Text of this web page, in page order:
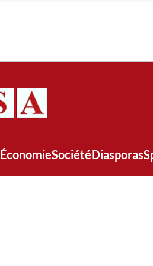
ÉconomieSociétéDiasporas